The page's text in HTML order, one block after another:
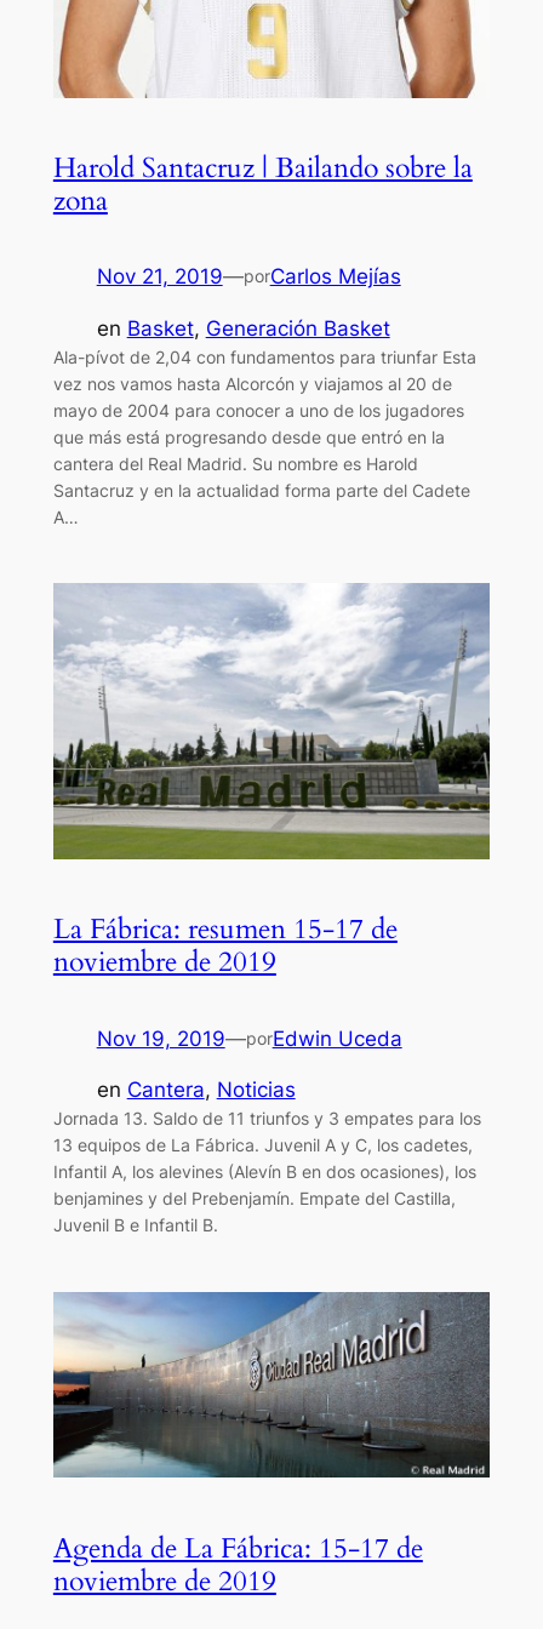
Harold Santacruz | Bailando sobre la
zona
Nov 21, 2019—porCarlos Mejías
en Basket, Generación Basket
Ala-pívot de 2,04 con fundamentos para triunfar Esta
vez nos vamos hasta Alcorcón y viajamos al 20 de
mayo de 2004 para conocer a uno de los jugadores
que más está progresando desde que entró en la
cantera del Real Madrid. Su nombre es Harold
Santacruz y en la actualidad forma parte del Cadete
A…
La Fábrica: resumen 15-17 de
noviembre de 2019
Nov 19, 2019—porEdwin Uceda
en Cantera, Noticias
Jornada 13. Saldo de 11 triunfos y 3 empates para los
13 equipos de La Fábrica. Juvenil A y C, los cadetes,
Infantil A, los alevines (Alevín B en dos ocasiones), los
benjamines y del Prebenjamín. Empate del Castilla,
Juvenil B e Infantil B.
Agenda de La Fábrica: 15-17 de
noviembre de 2019